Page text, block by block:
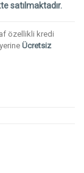
satılmaktadır.
özellikli kredi
Ücretsiz